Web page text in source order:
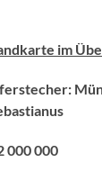
im
:
000 000